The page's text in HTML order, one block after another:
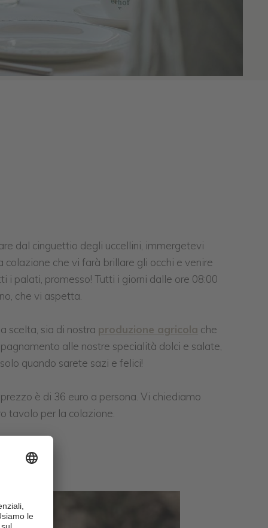
dal cinguettio degli uccellini, immergetevi
che vi farà brillare gli occhi e venire
i palati, promesso! Tutti i giorni dalle ore 08:00
che vi aspetta.
scelta, sia di nostra produzione agricola che
alle nostre specialità dolci e salate,
quando sarete sazi e felici!
è di 36 euro a persona. Vi chiediamo
tavolo per la colazione.